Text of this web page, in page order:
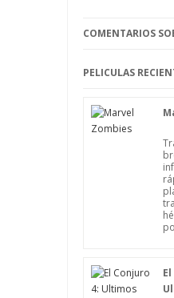
COMENTARIOS
PELICULAS